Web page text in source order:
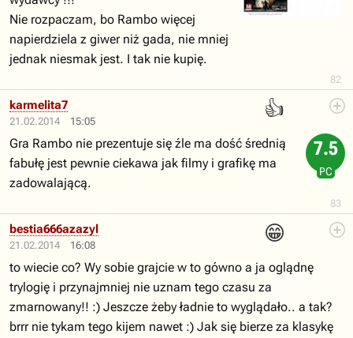
82
Nie rozpaczam, bo Rambo więcej
napierdziela z giwer niż gada, nie mniej
jednak niesmak jest. I tak nie kupię.
21.02.2014 15:05
👍
83
karmelita7
7.5
PC
Gra Rambo nie prezentuje się źle ma dość średnią
fabułę jest pewnie ciekawa jak filmy i grafikę ma
zadowalającą.
21.02.2014 16:08
😁
bestia666azazyl
to wiecie co? Wy sobie grajcie w to gówno a ja oglądnę
trylogię i przynajmniej nie uznam tego czasu za
zmarnowany!! :) Jeszcze żeby ładnie to wyglądało.. a tak?
brrr nie tykam tego kijem nawet :) Jak się bierze za klasykę